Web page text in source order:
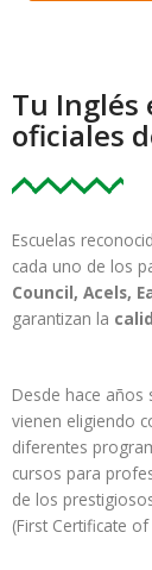
Tu Inglés
oficiales
Escuelas
cada uno de los
Council, Acels,
garantizan la
Desde hace
vienen eligiendo
diferentes
cursos para
de los
(First Certificate